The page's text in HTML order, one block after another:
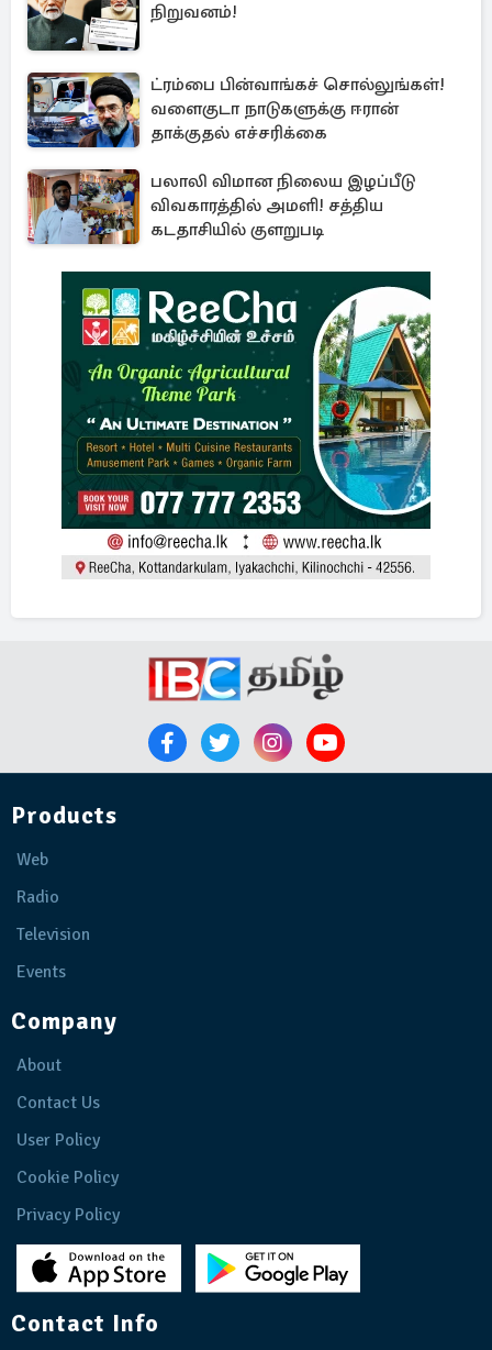
நிறுவனம்!
ட்ரம்பை பின்வாங்கச் சொல்லுங்கள்!
வளைகுடா நாடுகளுக்கு ஈரான்
தாக்குதல் எச்சரிக்கை
பலாலி விமான நிலைய இழப்பீடு
விவகாரத்தில் அமளி! சத்திய
கடதாசியில் குளறுபடி
Products
Web
Radio
Television
Events
Company
About
Contact Us
User Policy
Cookie Policy
Privacy Policy
Contact Info